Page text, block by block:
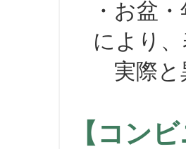
・お盆・
により
実際と
【コン